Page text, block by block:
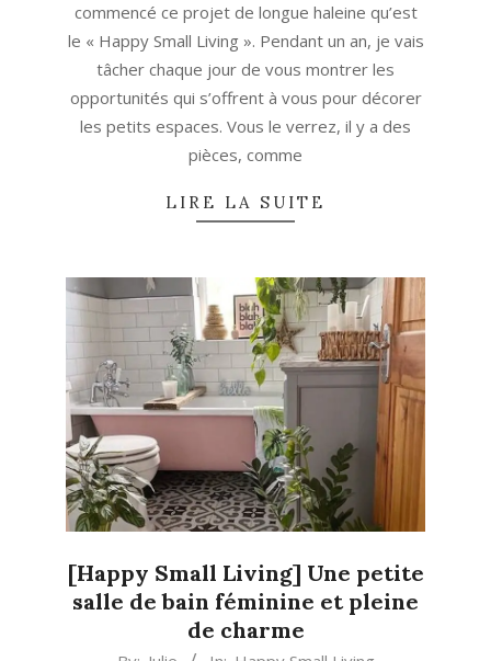
commencé ce projet de longue haleine qu’est
le « Happy Small Living ». Pendant un an, je vais
tâcher chaque jour de vous montrer les
opportunités qui s’offrent à vous pour décorer
les petits espaces. Vous le verrez, il y a des
pièces, comme
LIRE LA SUITE
[Happy Small Living] Une petite
salle de bain féminine et pleine
de charme